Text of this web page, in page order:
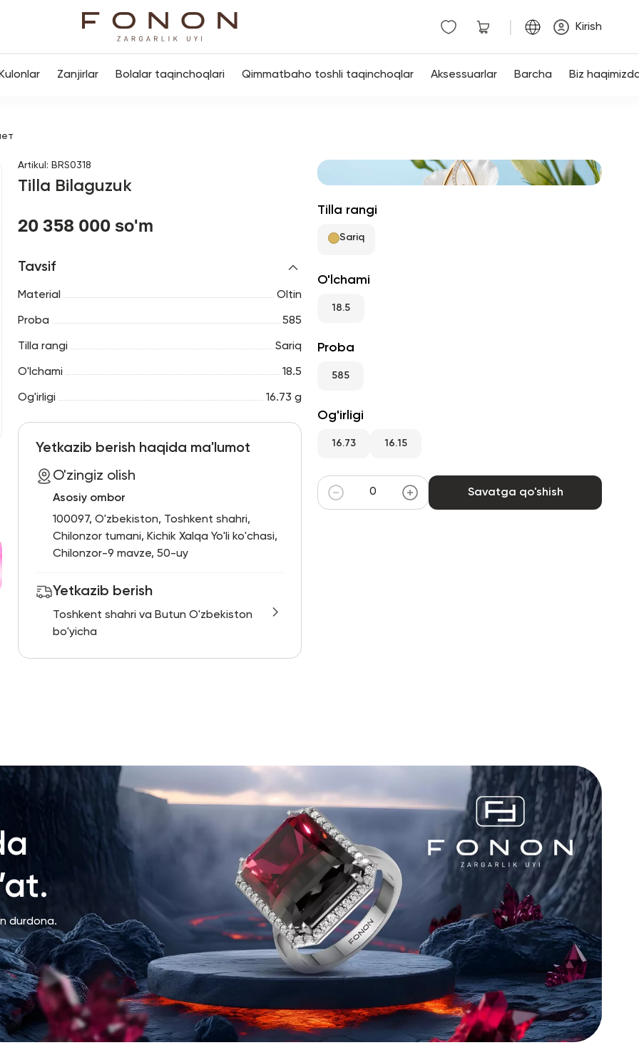
Kirish
Kulonlar Zanjirlar Bolalar taqinchoqlari Qimmatbaho toshli taqinchoqlar Aksessuarlar Barcha Biz
Artikul : BRS0318
Tilla Bilaguzuk
20 358 000 so'm
Tavsif
Material Oltin
Proba 585
Tilla rangi Sariq
O'lchami 18.5
Og'irligi 16.73 g
Yetkazib berish haqida ma'lumot
O'zingiz olish
Asosiy ombor
100097, O'zbekiston, Toshkent shahri,
Chilonzor tumani, Kichik Xalqa Yo'li ko'chasi,
Chilonzor-9 mavze, 50-uy
Yetkazib berish
Toshkent shahri va Butun O'zbekiston
bo'yicha
Tilla rangi
Sariq
O'lchami
18.5
Proba
585
Og'irligi
16.73 16.15
Savatga qo'shish
durdona.